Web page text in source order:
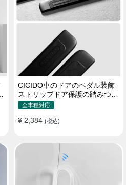
CICIDO車のドアのペダル装飾
ストリップドア保護の踏みつけ
防止
全車種対応
¥ 2,384 (税込)